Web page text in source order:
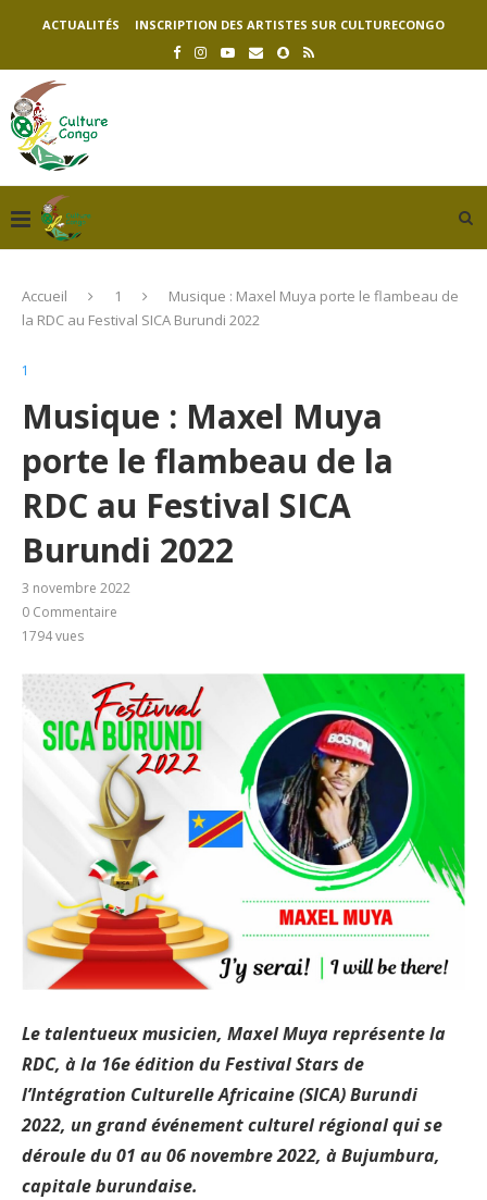
ACTUALITÉS INSCRIPTION DES ARTISTES SUR CULTURECONGO
Accueil 1
Musique : Maxel Muya porte le flambeau de
la RDC au Festival SICA Burundi 2022
1
Musique : Maxel Muya
porte le flambeau de la
RDC au Festival SICA
Burundi 2022
3 novembre 2022
0 Commentaire
1794vues
Le talentueux musicien, Maxel Muya représente la
RDC, à la 16e édition du Festival Stars de
l’Intégration Culturelle Africaine (SICA) Burundi
2022, un grand événement culturel régional qui se
déroule du 01 au 06 novembre 2022, à Bujumbura,
capitale burundaise.